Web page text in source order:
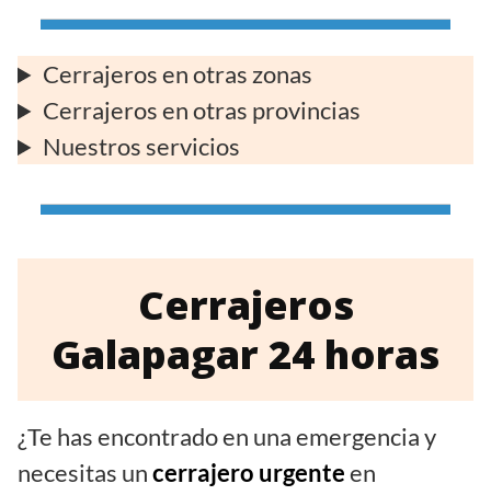
Cerrajeros en otras zonas
Cerrajeros en otras provincias
Nuestros servicios
Cerrajeros
Galapagar 24 horas
¿Te has encontrado en una emergencia y
necesitas uncerrajero urgenteen